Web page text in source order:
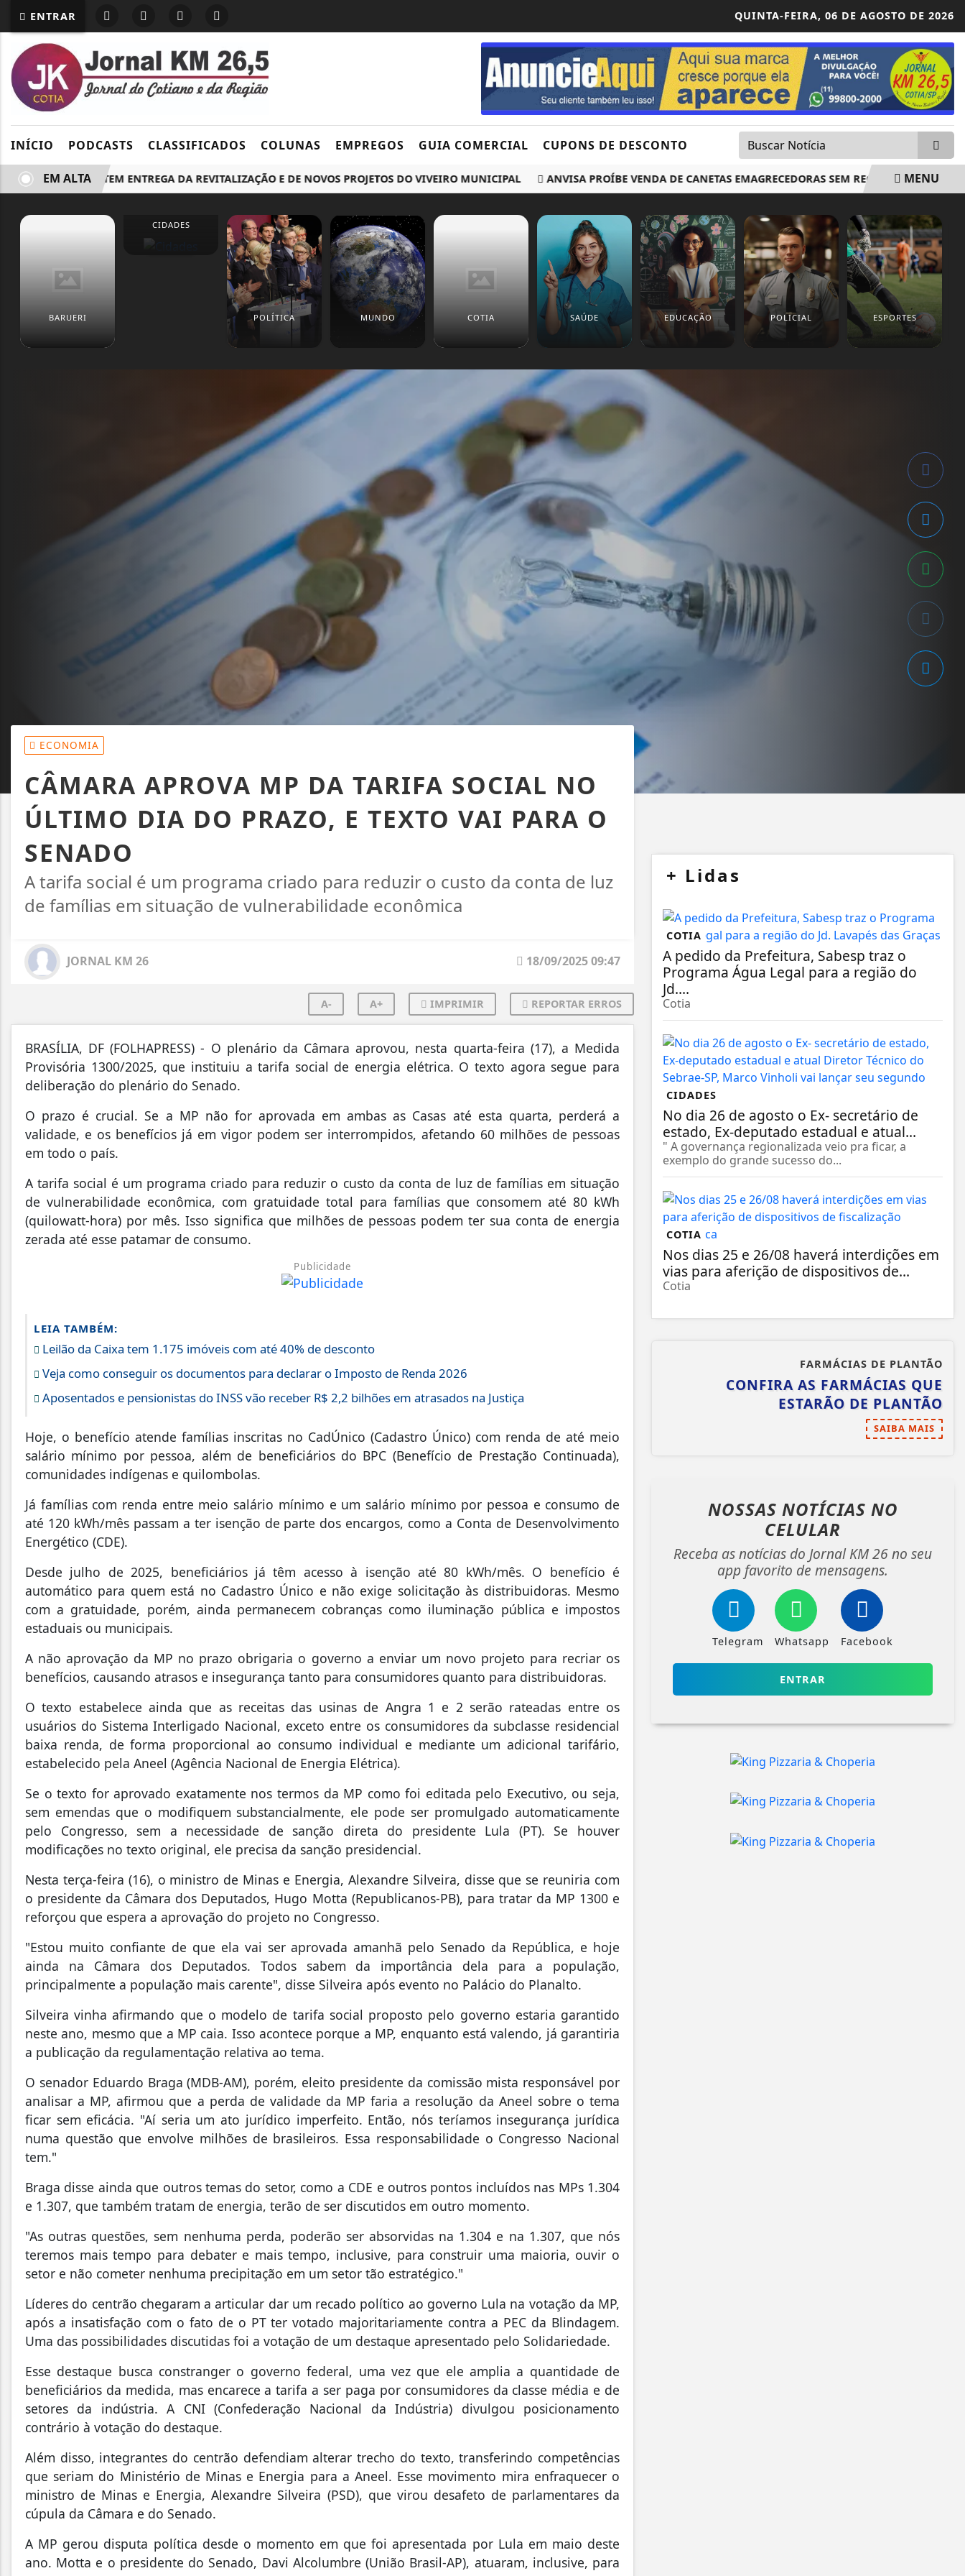
ENTRAR QUINTA-FEIRA, 06 DE AGOSTO DE 2026
INÍCIO PODCASTS CLASSIFICADOS COLUNAS EMPREGOS GUIA COMERCIAL CUPONS DE DESCONTO
DOMINGO, 9, TEM ENTREGA DA REVITALIZAÇÃO E DE NOVOS PROJETOS DO VIVEIRO MUNICIPAL ANVISA PROÍBE VENDA DE CANETAS EMAGRECEDORAS SEM REGISTRO NO PAÍS
EM ALTA MENU
BARUERI
CIDADES
POLÍTICA MUNDO COTIA SAÚDE EDUCAÇÃO POLICIAL ESPORTES
ECONOMIA
CÂMARA APROVA MP DA TARIFA SOCIAL NO
ÚLTIMO DIA DO PRAZO, E TEXTO VAI PARA O
SENADO
A tarifa social é um programa criado para reduzir o custo da conta de luz
de famílias em situação de vulnerabilidade econômica
JORNAL KM 26 18/09/2025 09:47
A- A+ IMPRIMIR REPORTAR ERROS
BRASÍLIA, DF (FOLHAPRESS) - O plenário da Câmara aprovou, nesta quarta-feira (17), a Medida
Provisória 1300/2025, que instituiu a tarifa social de energia elétrica. O texto agora segue para
deliberação do plenário do Senado.
O prazo é crucial. Se a MP não for aprovada em ambas as Casas até esta quarta, perderá a
validade, e os benefícios já em vigor podem ser interrompidos, afetando 60 milhões de pessoas
em todo o país.
A tarifa social é um programa criado para reduzir o custo da conta de luz de famílias em situação
de vulnerabilidade econômica, com gratuidade total para famílias que consomem até 80 kWh
(quilo­watt-hora) por mês. Isso significa que milhões de pessoas podem ter sua conta de energia
zerada até esse patamar de consumo.
Publicidade
LEIA TAMBÉM:
Leilão da Caixa tem 1.175 imóveis com até 40% de desconto
Veja como conseguir os documentos para declarar o Imposto de Renda 2026
Aposentados e pensionistas do INSS vão receber R$ 2,2 bilhões em atrasados na Justiça
Hoje, o benefício atende famílias inscritas no CadÚnico (Cadastro Único) com renda de até meio
salário mínimo por pessoa, além de beneficiários do BPC (Benefício de Prestação Continuada),
comunidades indígenas e quilombolas.
Já famílias com renda entre meio salário mínimo e um salário mínimo por pessoa e consumo de
até 120 kWh/mês passam a ter isenção de parte dos encargos, como a Conta de Desenvolvimento
Energético (CDE).
Desde julho de 2025, beneficiários já têm acesso à isenção até 80 kWh/mês. O benefício é
automático para quem está no Cadastro Único e não exige solicitação às distribuidoras. Mesmo
com a gratuidade, porém, ainda permanecem cobranças como iluminação pública e impostos
estaduais ou municipais.
A não aprovação da MP no prazo obrigaria o governo a enviar um novo projeto para recriar os
benefícios, causando atrasos e insegurança tanto para consumidores quanto para distribuidoras.
O texto estabelece ainda que as receitas das usinas de Angra 1 e 2 serão rateadas entre os
usuários do Sistema Interligado Nacional, exceto entre os consumidores da subclasse residencial
baixa renda, de forma proporcional ao consumo individual e mediante um adicional tarifário,
estabelecido pela Aneel (Agência Nacional de Energia Elétrica).
Se o texto for aprovado exatamente nos termos da MP como foi editada pelo Executivo, ou seja,
sem emendas que o modifiquem substancialmente, ele pode ser promulgado automaticamente
pelo Congresso, sem a necessidade de sanção direta do presidente Lula (PT). Se houver
modificações no texto original, ele precisa da sanção presidencial.
Nesta terça-feira (16), o ministro de Minas e Energia, Alexandre Silveira, disse que se reuniria com
o presidente da Câmara dos Deputados, Hugo Motta (Republicanos-PB), para tratar da MP 1300 e
reforçou que espera a aprovação do projeto no Congresso.
"Estou muito confiante de que ela vai ser aprovada amanhã pelo Senado da República, e hoje
ainda na Câmara dos Deputados. Todos sabem da importância dela para a população,
principalmente a população mais carente", disse Silveira após evento no Palácio do Planalto.
Silveira vinha afirmando que o modelo de tarifa social proposto pelo governo estaria garantido
neste ano, mesmo que a MP caia. Isso acontece porque a MP, enquanto está valendo, já garantiria
a publicação da regulamentação relativa ao tema.
O senador Eduardo Braga (MDB-AM), porém, eleito presidente da comissão mista responsável por
analisar a MP, afirmou que a perda de validade da MP faria a resolução da Aneel sobre o tema
ficar sem eficácia. "Aí seria um ato jurídico imperfeito. Então, nós teríamos insegurança jurídica
numa questão que envolve milhões de brasileiros. Essa responsabilidade o Congresso Nacional
tem."
Braga disse ainda que outros temas do setor, como a CDE e outros pontos incluídos nas MPs 1.304
e 1.307, que também tratam de energia, terão de ser discutidos em outro momento.
"As outras questões, sem nenhuma perda, poderão ser absorvidas na 1.304 e na 1.307, que nós
teremos mais tempo para debater e mais tempo, inclusive, para construir uma maioria, ouvir o
setor e não cometer nenhuma precipitação em um setor tão estratégico."
Líderes do centrão chegaram a articular dar um recado político ao governo Lula na votação da MP,
após a insatisfação com o fato de o PT ter votado majoritariamente contra a PEC da Blindagem.
Uma das possibilidades discutidas foi a votação de um destaque apresentado pelo Solidariedade.
Esse destaque busca constranger o governo federal, uma vez que ele amplia a quantidade de
beneficiários da medida, mas encarece a tarifa a ser paga por consumidores da classe média e de
setores da indústria. A CNI (Confederação Nacional da Indústria) divulgou posicionamento
contrário à votação do destaque.
Além disso, integrantes do centrão defendiam alterar trecho do texto, transferindo competências
que seriam do Ministério de Minas e Energia para a Aneel. Esse movimento mira enfraquecer o
ministro de Minas e Energia, Alexandre Silveira (PSD), que virou desafeto de parlamentares da
cúpula da Câmara e do Senado.
A MP gerou disputa política desde o momento em que foi apresentada por Lula em maio deste
ano. Motta e o presidente do Senado, Davi Alcolumbre (União Brasil-AP), atuaram, inclusive, para
+ Lidas
COTIA
A pedido da Prefeitura, Sabesp traz o
Programa Água Legal para a região do
Jd....
Cotia
CIDADES
No dia 26 de agosto o Ex- secretário de
estado, Ex-deputado estadual e atual...
" A governança regionalizada veio pra ficar, a
exemplo do grande sucesso do...
COTIA
Nos dias 25 e 26/08 haverá interdições em
vias para aferição de dispositivos de...
Cotia
FARMÁCIAS DE PLANTÃO
CONFIRA AS FARMÁCIAS QUE
ESTARÃO DE PLANTÃO
SAIBA MAIS
NOSSAS NOTÍCIAS NO
CELULAR
Receba as notícias do Jornal KM 26 no seu
app favorito de mensagens.
Telegram Whatsapp Facebook
ENTRAR